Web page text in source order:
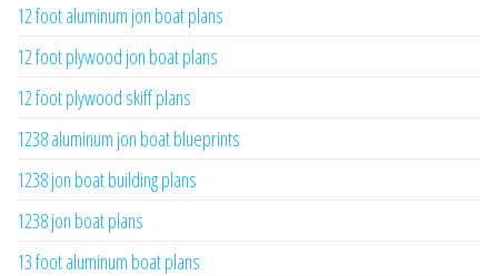
12 foot aluminum jon boat plans
12 foot plywood jon boat plans
12 foot plywood skiff plans
1238 aluminum jon boat blueprints
1238 jon boat building plans
1238 jon boat plans
13 foot aluminum boat plans